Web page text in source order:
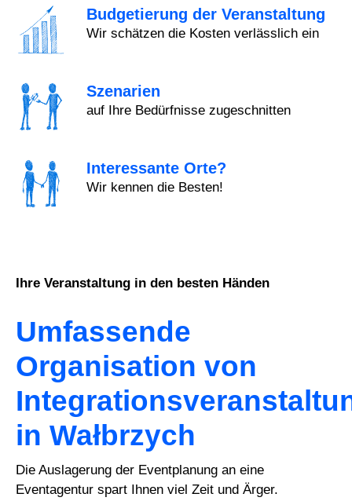
Budgetierung der Veranstaltung
Wir schätzen die Kosten verlässlich ein
Szenarien
auf Ihre Bedürfnisse zugeschnitten
Interessante Orte?
Wir kennen die Besten!
Ihre Veranstaltung in den besten Händen
Umfassende
Organisation von
in Wałbrzych
Die Auslagerung der Eventplanung an eine
Eventagentur spart Ihnen viel Zeit und Ärger.